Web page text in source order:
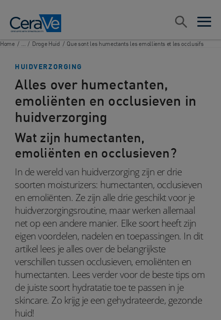
open
open
Zoeken
Home / ... / Droge Huid / Que sont les humectants les emollients et les occlusifs
HUIDVERZORGING
Alles over humectanten,
emoliënten en occlusieven in
huidverzorging
Wat zijn humectanten,
emoliënten en occlusieven?
In de wereld van huidverzorging zijn er drie
soorten moisturizers: humectanten, occlusieven
en emoliënten. Ze zijn alle drie geschikt voor je
huidverzorgingsroutine, maar werken allemaal
net op een andere manier. Elke soort heeft zijn
eigen voordelen, nadelen en toepassingen. In dit
artikel lees je alles over de belangrijkste
verschillen tussen occlusieven, emoliënten en
humectanten. Lees verder voor de beste tips om
de juiste soort hydratatie toe te passen in je
skincare. Zo krijg je een gehydrateerde, gezonde
huid!